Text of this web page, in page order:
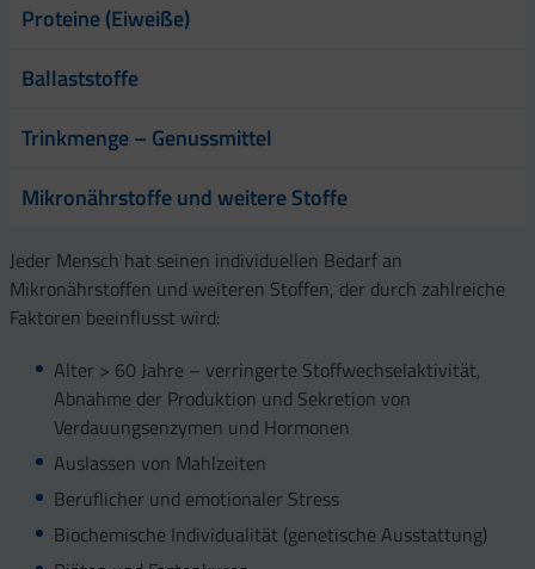
Proteine (Eiweiße)
Ballaststoffe
Trinkmenge – Genussmittel
Mikronährstoffe und weitere Stoffe
Jeder Mensch hat seinen individuellen Bedarf an
Mikronährstoffen und weiteren Stoffen, der durch zahlreiche
Faktoren beeinflusst wird:
Alter > 60 Jahre – verringerte Stoffwechselaktivität,
Abnahme der Produktion und Sekretion von
Verdauungsenzymen und Hormonen
Auslassen von Mahlzeiten
Beruflicher und emotionaler Stress
Biochemische Individualität (genetische Ausstattung)